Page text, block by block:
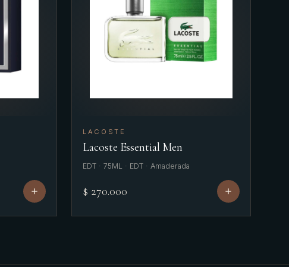
LACOSTE
Lacoste Essential Men
EDT · 75ML · EDT · Amaderada
$ 270.000